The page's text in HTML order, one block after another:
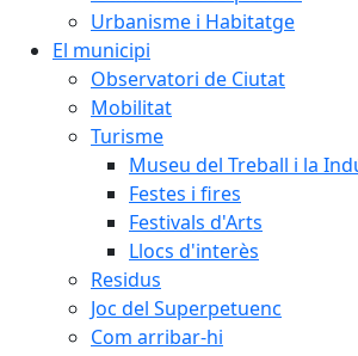
Urbanisme i Habitatge
El municipi
Observatori de Ciutat
Mobilitat
Turisme
Museu del Treball i la
Festes i fires
Festivals d'Arts
Llocs d'interès
Residus
Joc del Superpetuenc
Com arribar-hi